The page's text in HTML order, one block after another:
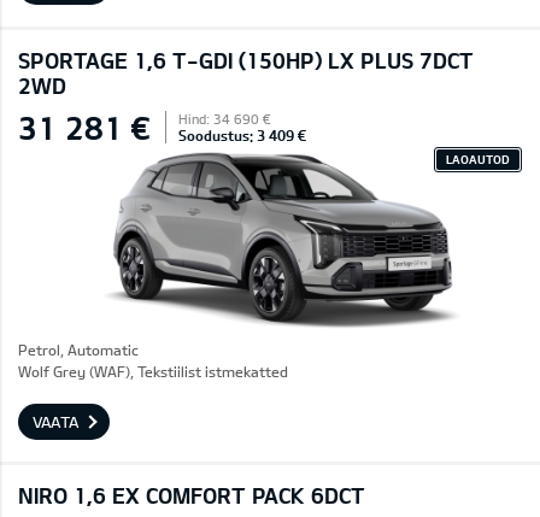
SPORTAGE 1,6 T-GDI (150HP) LX PLUS 7DCT
2WD
31 281 € Hind: 34 690 €
Soodustus: 3 409 €
LAOAUTOD
Petrol, Automatic
Wolf Grey (WAF), Tekstiilist istmekatted
VAATA
NIRO 1,6 EX COMFORT PACK 6DCT